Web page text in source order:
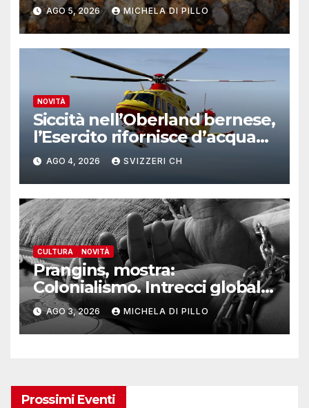
AGO 5, 2026 MICHELA DI PILLO
NOVITÀ
Siccità nell’Oberland bernese,
l’Esercito rifornisce d’acqua
due alpeggi
AGO 4, 2026 SVIZZERI CH
CULTURA NOVITÀ
Prangins, mostra:
Colonialismo. Intrecci globali
della Svizzera
AGO 3, 2026 MICHELA DI PILLO
Prossimi Eventi